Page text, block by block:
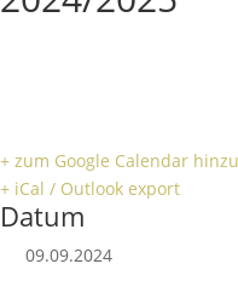
+ zum Google Calendar
+ iCal / Outlook export
Datum
09.09.2024